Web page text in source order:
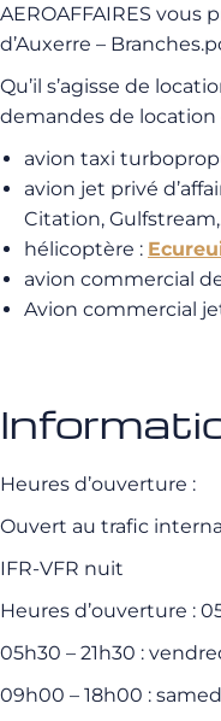
AEROAFFAIRES
d’Auxerre –
Qu’il s’agisse de
demandes de location
avion taxi
avion jet privé
Citation,
hélicoptère :
avion commercial
Avion commercial
Heures d’ouverture :
Ouvert au trafic
IFR-VFR nuit
Heures d’ouverture :
05h30 – 21h30 :
09h00 – 18h00 :